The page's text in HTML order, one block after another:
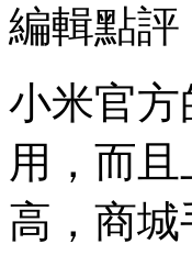
編輯點
小米官
用，而
高，商